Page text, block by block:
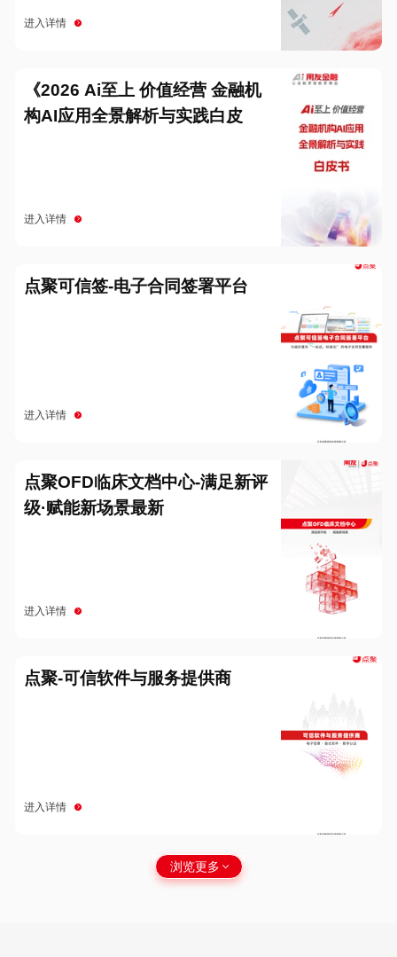
进入详情
《2026 Ai至上 价值经营 金融机
构AI应用全景解析与实践白皮
进入详情
点聚可信签-电子合同签署平台
进入详情
点聚OFD临床文档中心-满足新评
级·赋能新场景最新
进入详情
点聚-可信软件与服务提供商
进入详情
浏览更多